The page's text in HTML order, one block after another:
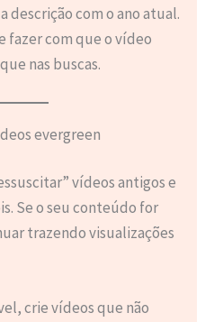
com o ano atual.
fazer com que o vídeo
nas buscas.
evergreen
vídeos antigos e
Se o seu conteúdo for
trazendo visualizações
crie vídeos que não